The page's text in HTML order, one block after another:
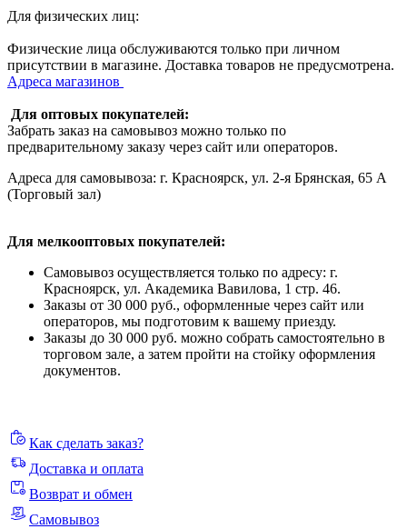
Для физических лиц:
Физические лица обслуживаются только при личном
присутствии в магазине. Доставка товаров не предусмотрена.
Адреса магазинов
Для оптовых покупателей:
Забрать заказ на самовывоз можно только по
предварительному заказу через сайт или операторов.
Адреса для самовывоза: г. Красноярск, ул. 2-я Брянская, 65 А
(Торговый зал)
Для мелкооптовых покупателей:
Самовывоз осуществляется только по адресу: г.
Красноярск, ул. Академика Вавилова, 1 стр. 46.
Заказы от 30 000 руб., оформленные через сайт или
операторов, мы подготовим к вашему приезду.
Заказы до 30 000 руб. можно собрать самостоятельно в
торговом зале, а затем пройти на стойку оформления
документов.
Как сделать заказ?
Доставка и оплата
Возврат и обмен
Самовывоз